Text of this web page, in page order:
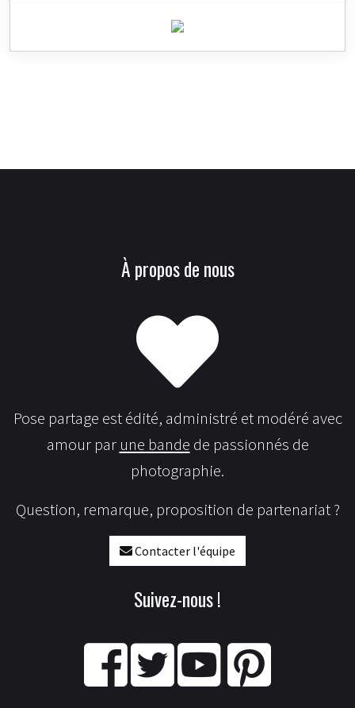
À propos de nous
Pose partage est édité, administré et modéré avec
amour par une bande de passionnés de
photographie.
Question, remarque, proposition de partenariat ?
Contacter l'équipe
Suivez-nous !